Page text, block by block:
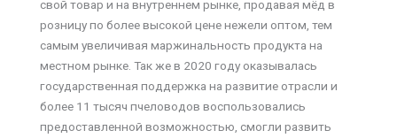
свой товар и на внутреннем рынке, продавая мёд в
розницу по более высокой цене нежели оптом, тем
самым увеличивая маржинальность продукта на
местном рынке. Так же в 2020 году оказывалась
государственная поддержка на развитие отрасли и
более 11 тысяч пчеловодов воспользовались
предоставленной возможностью, смогли развить